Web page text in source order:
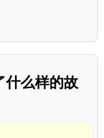
什么样的故